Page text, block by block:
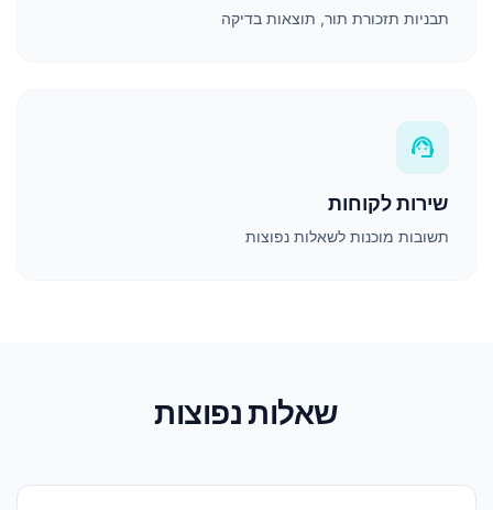
תבניות תזכורת תור, תוצאות בדיקה
support_agent
שירות לקוחות
תשובות מוכנות לשאלות נפוצות
שאלות נפוצות